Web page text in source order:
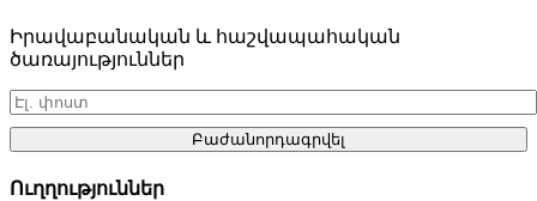
Իրավաբանական և հաշվապահական
ծառայություններ
Բաժանորդագրվել
Ուղղություններ